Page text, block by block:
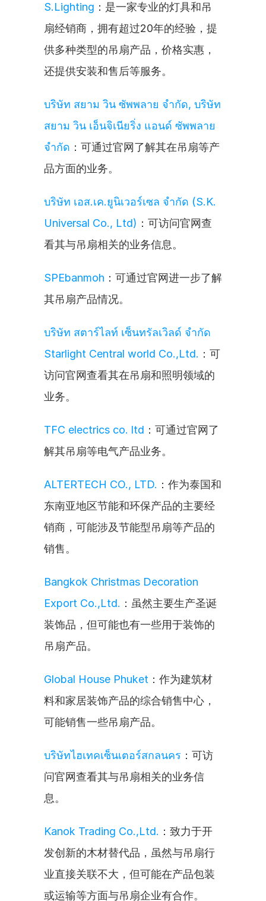
S.Lighting ：是一家专业的灯具和吊
扇经销商，拥有超过20年的经验，提
供多种类型的吊扇产品，价格实惠，
还提供安装和售后等服务。
บริษัท สยาม วิน ซัพพลาย จำกัด, บริษัท
สยาม วิน เอ็นจิเนียริ่ง แอนด์ ซัพพลาย
จำกัด ：可通过官网了解其在吊扇等产
品方面的业务。
บริษัท เอส.เค.ยูนิเวอร์เซล จำกัด (S.K.
Universal Co., Ltd) ：可访问官网查
看其与吊扇相关的业务信息。
SPEbanmoh ：可通过官网进一步了解
其吊扇产品情况。
บริษัท สตาร์ไลท์ เซ็นทรัลเวิลด์ จำกัด
Starlight Central world Co.,Ltd. ：可
访问官网查看其在吊扇和照明领域的
业务。
TFC electrics co. ltd ：可通过官网了
解其吊扇等电气产品业务。
ALTERTECH CO., LTD. ：作为泰国和
东南亚地区节能和环保产品的主要经
销商，可能涉及节能型吊扇等产品的
销售。
Bangkok Christmas Decoration
Export Co.,Ltd. ：虽然主要生产圣诞
装饰品，但可能也有一些用于装饰的
吊扇产品。
Global House Phuket ：作为建筑材
料和家居装饰产品的综合销售中心，
可能销售一些吊扇产品。
บริษัทไฮเทคเซ็นเตอร์สกลนคร ：可访
问官网查看其与吊扇相关的业务信
息。
Kanok Trading Co.,Ltd. ：致力于开
发创新的木材替代品，虽然与吊扇行
业直接关联不大，但可能在产品包装
或运输等方面与吊扇企业有合作。